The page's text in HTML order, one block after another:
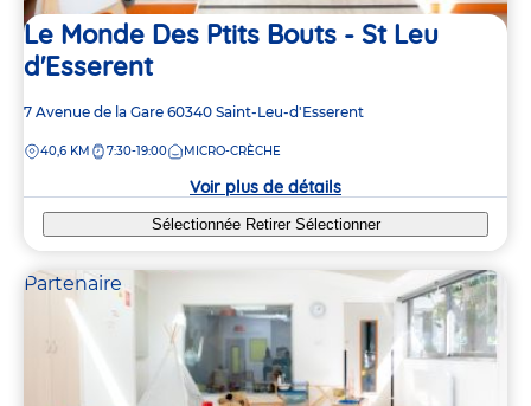
Le Monde Des Ptits Bouts - St Leu
d'Esserent
Adresse
la
7 Avenue de la Gare 60340 Saint-Leu-d'Esserent
DISTANCE
40,6 KM 7:30-19:00 MICRO-CRÈCHE
Voir plus de détails
Sélectionnée Retirer Sélectionner
Partenaire